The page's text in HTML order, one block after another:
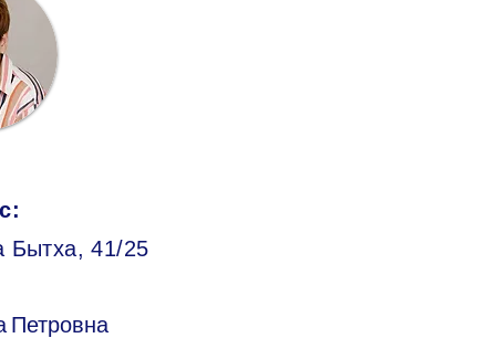
Бытха, 41/25
Петровна